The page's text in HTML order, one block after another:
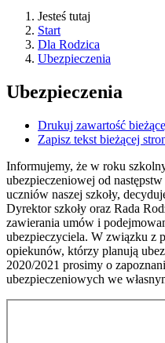
Jesteś tutaj
Start
Dla Rodzica
Ubezpieczenia
Ubezpieczenia
Drukuj zawartość
Zapisz tekst bieżącej
Informujemy, że w roku
ubezpieczeniowej od
uczniów naszej szkoły,
Dyrektor szkoły oraz Rada
zawierania umów i
ubezpieczyciela. W związku z
opiekunów, którzy planują
2020/2021 prosimy o
ubezpieczeniowych we